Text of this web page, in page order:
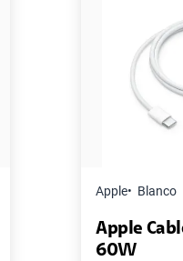
Apple Blanco
Apple
60W